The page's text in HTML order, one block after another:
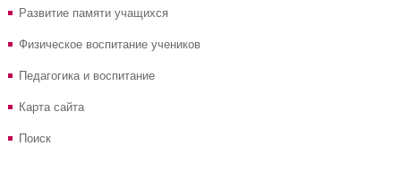
Развитие памяти учащихся
Физическое воспитание учеников
Педагогика и воспитание
Карта сайта
Поиск